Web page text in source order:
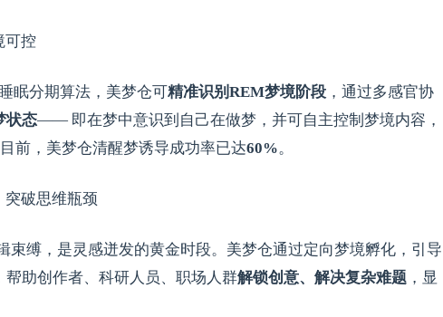
可控
眠分期算法，美梦仓可精准识别REM梦境阶段 ，通过多感官协
状态—— 即在梦中意识到自己在做梦，并可自主控制梦境内容，
前，美梦仓清醒梦诱导成功率已达60%。
突破思维瓶颈
束缚，是灵感迸发的黄金时段。美梦仓通过定向梦境孵化，引导
助创作者、科研人员、职场人群解锁创意、解决复杂难题 ，显